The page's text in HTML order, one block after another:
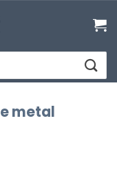
metal